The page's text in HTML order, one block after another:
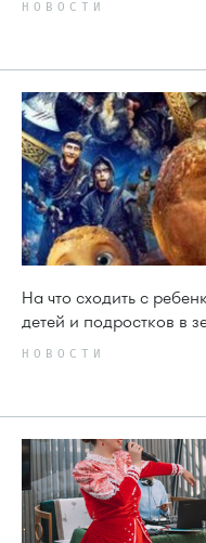
НОВОСТИ
На что сходить с
детей и подростков в
НОВОСТИ